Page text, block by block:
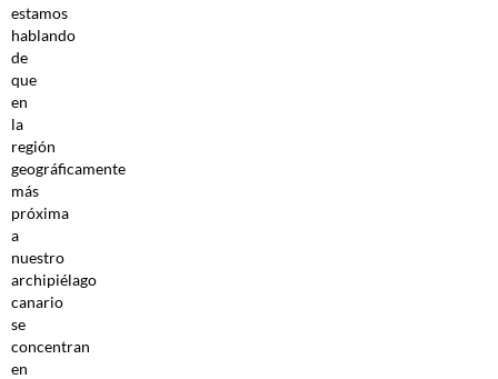
estamos
hablando
de
que
en
la
región
geográficamente
más
próxima
a
nuestro
archipiélago
canario
se
concentran
en